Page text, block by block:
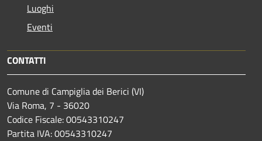
Luoghi
Eventi
CONTATTI
Comune di Campiglia dei Berici (VI)
Via Roma, 7 - 36020
Codice Fiscale: 00543310247
Partita IVA: 00543310247